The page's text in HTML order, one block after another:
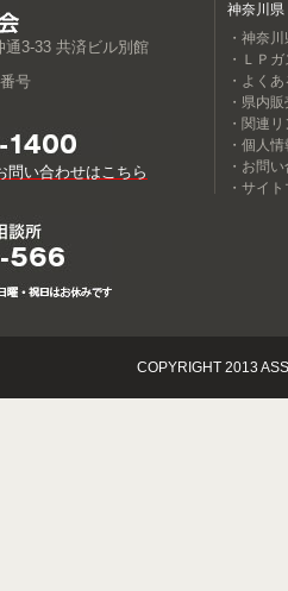
通3-33 共済ビル別館
番号
問い合わせはこちら
神奈川県
・神奈
・ＬＰ
・よく
・県内
・関連
・個人
・お問
・サイ
COPYRIGHT 2013